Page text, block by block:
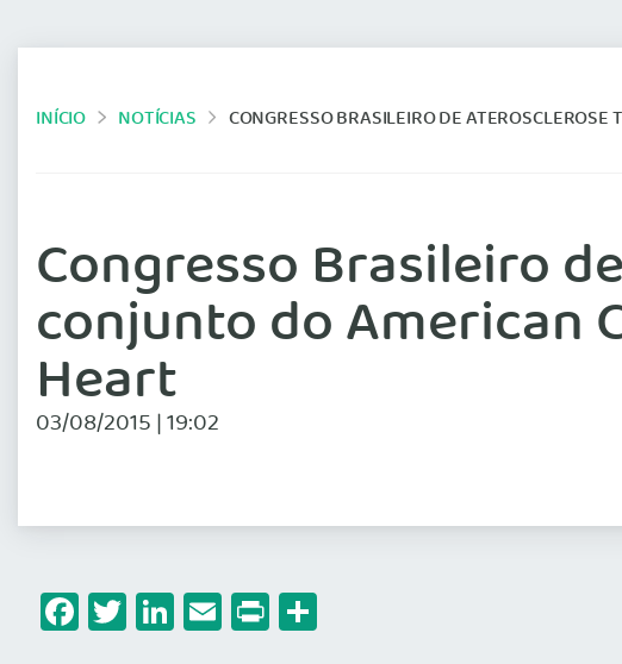
INÍCIO NOTÍCIAS CONGRESSO BRASILEIRO DE ATEROSCLEROSE TERÁ SIMPÓSIOS
Congresso Brasileiro
conjunto do American
Heart
03/08/2015 | 19:02
Facebook
Twitter
LinkedIn
Email
Print